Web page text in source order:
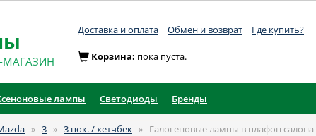
МАГАЗИН
Доставка и оплата Обмен и возврат Где купить?
Корзина: пока пуста.
лампы Светодиоды Бренды
» 3 » 3 пок. / хетчбек » Галогеновые лампы в плафон салона